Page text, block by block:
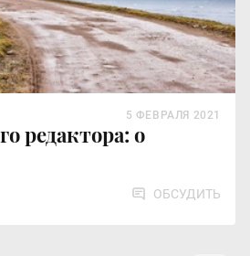
редактора: о
5 ФЕВРАЛЯ 2021
ОБСУДИТЬ